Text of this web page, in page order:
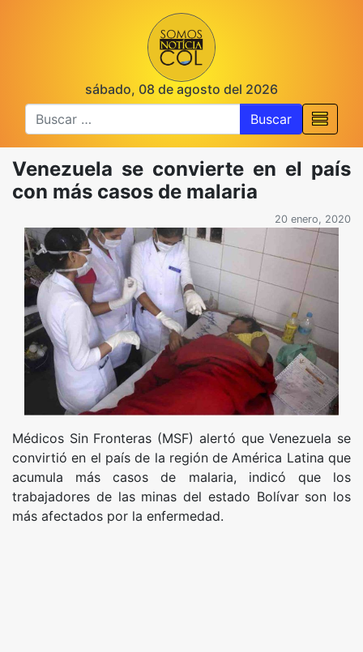
sábado, 08 de agosto del 2026
Buscar
Venezuela se convierte en el país
con más casos de malaria
20 enero, 2020
Médicos Sin Fronteras (MSF) alertó que Venezuela se
convirtió en el país de la región de América Latina que
acumula más casos de malaria, indicó que los
trabajadores de las minas del estado Bolívar son los
más afectados por la enfermedad.